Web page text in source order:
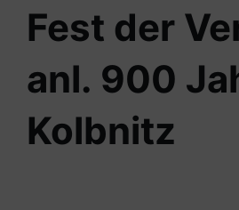
Fest der
anl. 900
Kolbnitz